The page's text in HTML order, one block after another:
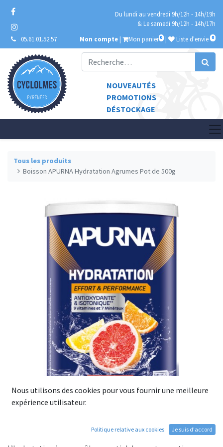
Du lundi au vendredi 9h/12h - 14h/19h
& Le samedi 9h/12h - 14h/17h
05.61.01.52.57
Mon compte | Mon panier 0 | Liste d'envie 0
NOUVEAUTÉS
PROMOTIONS
DÉSTOCKAGE
Tous les produits
Boisson APURNA Hydratation Agrumes Pot de 500g
Agrumes Pot de 500g
Nous utilisons des cookies pour vous fournir une meilleure
expérience utilisateur.
Politique relative aux cookies Je suis d'accord